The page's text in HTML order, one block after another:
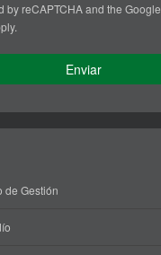
by reCAPTCHA and the Google
de Gestión